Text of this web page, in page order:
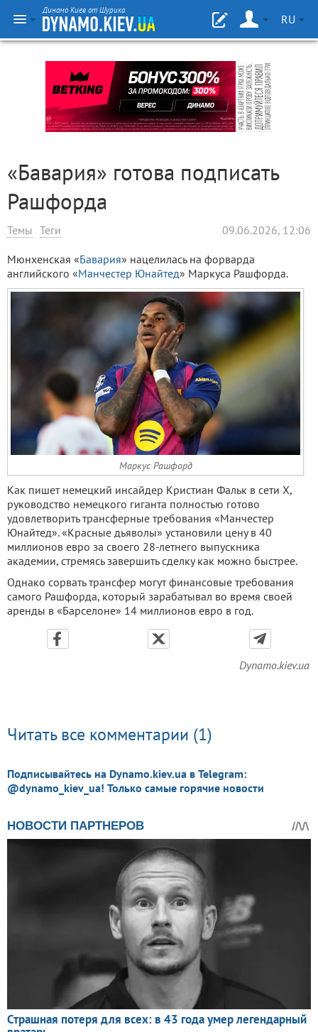
Динамо Киев от Шурика
RU
«Бавария» готова подписать
Рашфорда
Темы Теги 09.06.2026, 12:06
Мюнхенская «Бавария» нацелилась на форварда
английского «Манчестер Юнайтед» Маркуса Рашфорда.
Маркус Рашфорд
Как пишет немецкий инсайдер Кристиан Фальк в сети X,
руководство немецкого гиганта полностью готово
удовлетворить трансферные требования «Манчестер
Юнайтед». «Красные дьяволы» установили цену в 40
миллионов евро за своего 28-летнего выпускника
академии, стремясь завершить сделку как можно быстрее.
Однако сорвать трансфер могут финансовые требования
самого Рашфорда, который зарабатывал во время своей
аренды в «Барселоне» 14 миллионов евро в год.
Dynamo.kiev.ua
Читать все комментарии (1)
Подписывайтесь на Dynamo.kiev.ua в Telegram:
@dynamo_kiev_ua! Только самые горячие новости